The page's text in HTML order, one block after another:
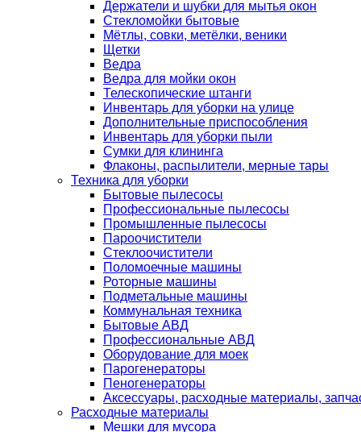
Держатели и шубки для мытья окон
Стекломойки бытовые
Мётлы, совки, метёлки, веники
Щетки
Ведра
Ведра для мойки окон
Телескопические штанги
Инвентарь для уборки на улице
Дополнительные приспособления
Инвентарь для уборки пыли
Сумки для клининга
Флаконы, распылители, мерные тары
Техника для уборки
Бытовые пылесосы
Профессиональные пылесосы
Промышленные пылесосы
Пароочистители
Стеклоочистители
Поломоечные машины
Роторные машины
Подметальные машины
Коммунальная техника
Бытовые АВД
Профессиональные АВД
Оборудование для моек
Парогенераторы
Пеногенераторы
Аксессуары, расходные материалы,
Расходные материалы
Мешки для мусора